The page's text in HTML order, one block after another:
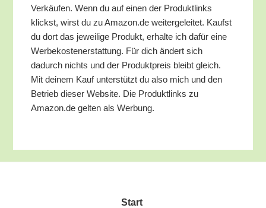
Ver­käu­fen. Wenn du auf einen der Pro­dukt­links
klickst, wirst du zu Amazon.de wei­ter­ge­lei­tet. Kaufst
du dort das jewei­li­ge Pro­dukt, erhal­te ich dafür eine
Wer­be­kos­ten­er­stat­tung. Für dich ändert sich
dadurch nichts und der Pro­dukt­preis bleibt gleich.
Mit dei­nem Kauf unter­stützt du also mich und den
Betrieb die­ser Web­site. Die Pro­dukt­links zu
Amazon.de gel­ten als Werbung.
Start